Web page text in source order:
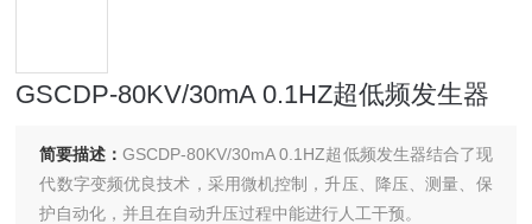
GSCDP-80KV/30mA 0.1HZ超低频发生器
简要描述：GSCDP-80KV/30mA 0.1HZ超低频发生器结合了现
代数字变频优良技术，采用微机控制，升压、降压、测量、保
护自动化，并且在自动升压过程中能进行人工干预。